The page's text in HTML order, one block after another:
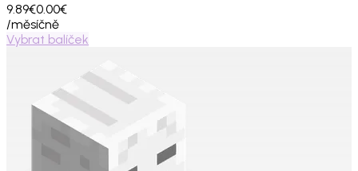
9.89€0.00€
/měsíčně
Vybrat balíček